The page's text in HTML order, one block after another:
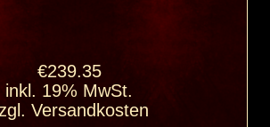
€239.35
inkl. 19% MwSt.
Versandkosten